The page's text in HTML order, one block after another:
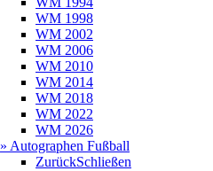
WM 1998
WM 2002
WM 2006
WM 2010
WM 2014
WM 2018
WM 2022
WM 2026
» Autographen Fußball
ZurückSchließen